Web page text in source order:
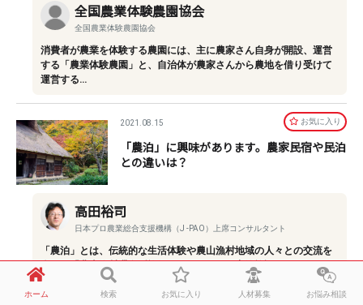
全国農業体験農園協会
全国農業体験農園協会
消費者が農業を体験する農園には、主に農家さん自身が開設、運営
する「農業体験農園」と、自治体が農家さんから農地を借り受けて
運営する…
2021.08.15 お気に⼊り
「農泊」に興味があります。農家民宿や民泊
との違いは？
高田裕司
日本プロ農業総合支援機構（J -PAO）上席コンサルタント
「農泊」とは、伝統的な生活体験や農山漁村地域の人々との交流を
楽しむ「農山漁村滞在型旅行」のことです。宿泊施設のスタイルに
は2種類あ…
ホーム 検索 お気に入り 人材募集 お悩み相談